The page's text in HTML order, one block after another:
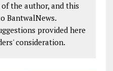
the author, and this
BantwalNews.
provided here
consideration.